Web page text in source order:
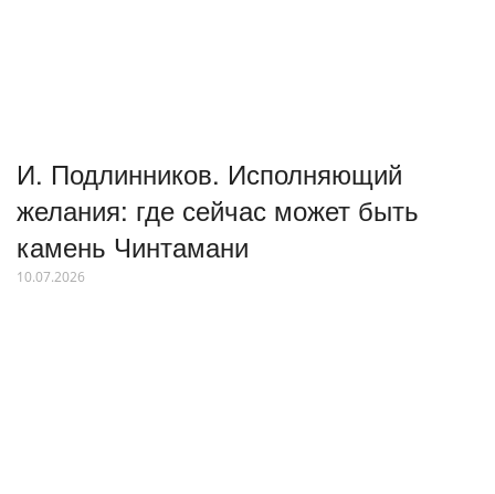
И. Подлинников. Исполняющий
желания: где сейчас может быть
камень Чинтамани
10.07.2026